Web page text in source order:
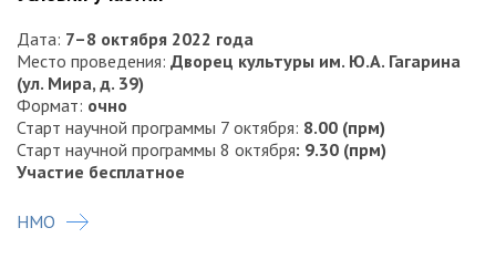
Дата: 7–8 октября 2022 года
Место проведения: Дворец культуры им. Ю.А. Гагарина
(ул. Мира, д. 39)
Формат: очно
Старт научной программы 7 октября: 8.00 (прм)
Старт научной программы 8 октября: 9.30 (прм)
Участие бесплатное
Симпозиум "Акушерство и гинекология - 2022: от науки к
практике" в рамках Межрегиональной научно-
НМО